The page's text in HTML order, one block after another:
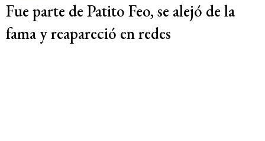
Fue parte de Patito Feo, se alejó de la
fama y reapareció en redes